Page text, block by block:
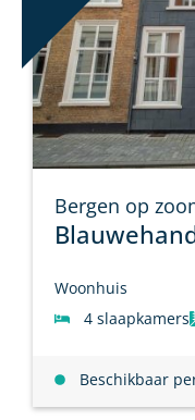
Bergen op
Woonhuis
4 slaapkamers
Beschikbaar